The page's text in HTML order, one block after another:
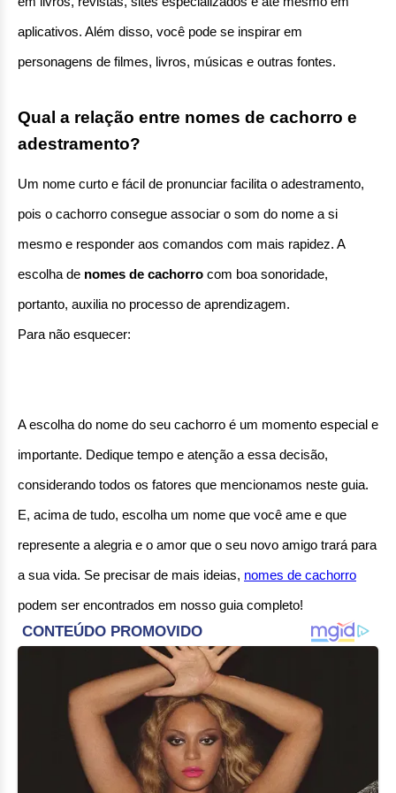
aplicativos. Além disso, você pode se inspirar em
personagens de filmes, livros, músicas e outras fontes.
Qual a relação entre nomes de cachorro e
adestramento?
Um nome curto e fácil de pronunciar facilita o adestramento,
pois o cachorro consegue associar o som do nome a si
mesmo e responder aos comandos com mais rapidez. A
escolha de nomes de cachorro com boa sonoridade,
portanto, auxilia no processo de aprendizagem.
Para não esquecer:
A escolha do nome do seu cachorro é um momento especial e
importante. Dedique tempo e atenção a essa decisão,
considerando todos os fatores que mencionamos neste guia.
E, acima de tudo, escolha um nome que você ame e que
represente a alegria e o amor que o seu novo amigo trará para
a sua vida. Se precisar de mais ideias, nomes de cachorro
podem ser encontrados em nosso guia completo!